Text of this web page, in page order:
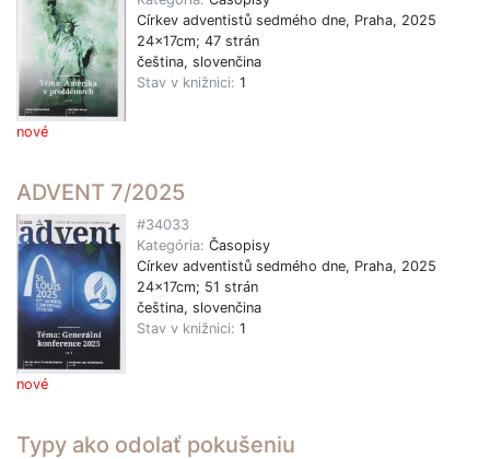
nové
Církev adventistů sedmého dne, Praha, 2025
24x17cm; 47 strán
čeština, slovenčina
Stav v knižnici: 1
ADVENT 7/2025
nové
#34033
Kategória: Časopisy
Církev adventistů sedmého dne, Praha, 2025
24x17cm; 51 strán
čeština, slovenčina
Stav v knižnici: 1
Typy ako odolať pokušeniu